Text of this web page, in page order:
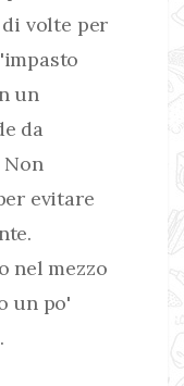
volte per
un
da
evitare
nel mezzo
un po'
.